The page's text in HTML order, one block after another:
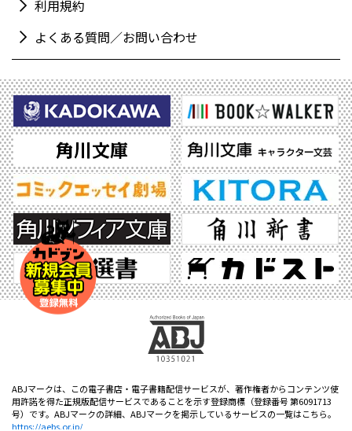
利用規約
よくある質問／お問い合わせ
ABJマークは、この電子書店・電子書籍配信サービスが、著作権者からコンテンツ使
用許諾を得た正規版配信サービスであることを示す登録商標（登録番号 第6091713
号）です。ABJマークの詳細、ABJマークを掲示しているサービスの一覧はこちら。
https://aebs.or.jp/